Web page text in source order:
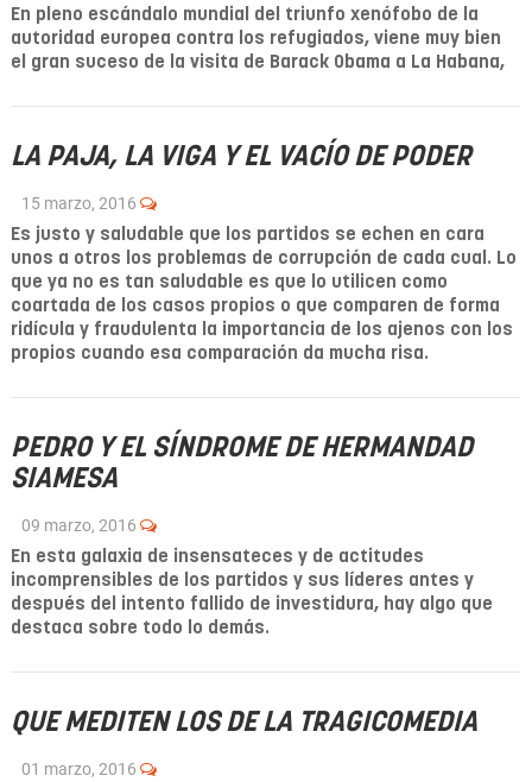
En pleno escándalo mundial del triunfo xenófobo de la
autoridad europea contra los refugiados, viene muy bien
el gran suceso de la visita de Barack Obama a La Habana,
LA PAJA, LA VIGA Y EL VACÍO DE PODER
15 marzo, 2016
Es justo y saludable que los partidos se echen en cara
unos a otros los problemas de corrupción de cada cual. Lo
que ya no es tan saludable es que lo utilicen como
coartada de los casos propios o que comparen de forma
ridícula y fraudulenta la importancia de los ajenos con los
propios cuando esa comparación da mucha risa.
PEDRO Y EL SÍNDROME DE HERMANDAD
SIAMESA
09 marzo, 2016
En esta galaxia de insensateces y de actitudes
incomprensibles de los partidos y sus líderes antes y
después del intento fallido de investidura, hay algo que
destaca sobre todo lo demás.
QUE MEDITEN LOS DE LA TRAGICOMEDIA
01 marzo, 2016